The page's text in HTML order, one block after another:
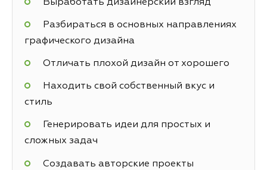
Выработать дизайнерский взгляд
Разбираться в основных направлениях
графического дизайна
Отличать плохой дизайн от хорошего
Находить свой собственный вкус и
стиль
Генерировать идеи для простых и
сложных задач
Создавать авторские проекты